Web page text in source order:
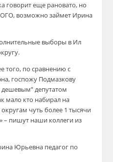
говорит еще рановато, но
возможно займет Ирина
выборы в Ил
того, по сравнению с
госпожу Подмазкову
депутатом
мало кто набирал на
чуть более 1 тысячи
– пишут наши коллеги из
Юрьевна педагог по